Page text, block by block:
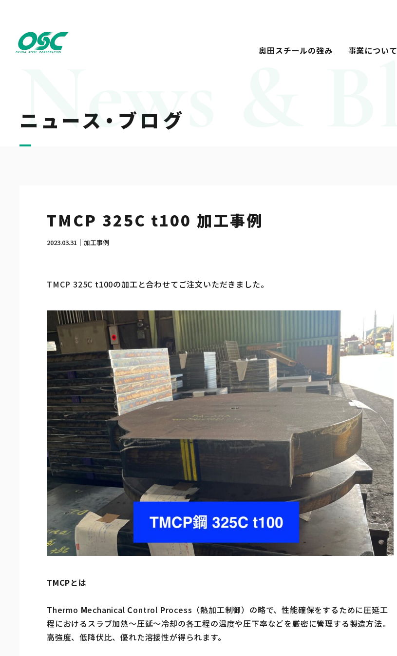
奥田スチールの強み 事業について
ニュース・ブログ
TMCP 325C t100 加工事例
2023.03.31 加工事例
TMCP 325C t100の加工と合わせてご注文いただきました。
TMCPとは
Thermo Mechanical Control Process（熱加工制御）の略で、性能確保をするために圧延工
程におけるスラブ加熱〜圧延〜冷却の各工程の温度や圧下率などを厳密に管理する製造方法。
高強度、低降伏比、優れた溶接性が得られます。